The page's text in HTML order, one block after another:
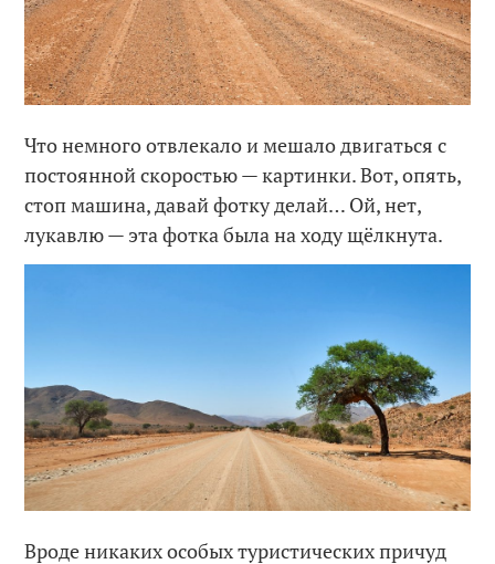
Что немного отвлекало и мешало двигаться с
постоянной скоростью — картинки. Вот, опять,
стоп машина, давай фотку делай… Ой, нет,
лукавлю — эта фотка была на ходу щёлкнута.
Вроде никаких особых туристических причуд